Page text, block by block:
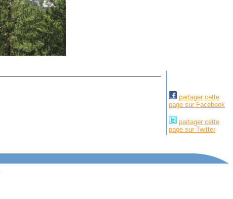
partager cette
page sur Facebook
partager cette
page sur Twitter